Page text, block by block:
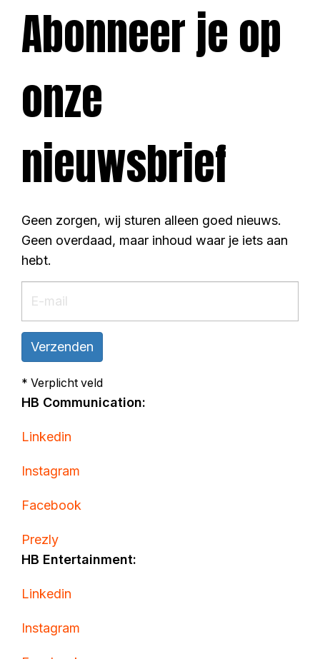
Abonneer jeop
onze
nieuwsbrief
Geen zorgen, wij sturen alleen goed nieuws.
Geen overdaad, maar inhoud waar je iets aan
hebt.
Verzenden
* Verplicht veld
HB Communication:
Linkedin
Instagram
Facebook
Prezly
HB Entertainment:
Linkedin
Instagram